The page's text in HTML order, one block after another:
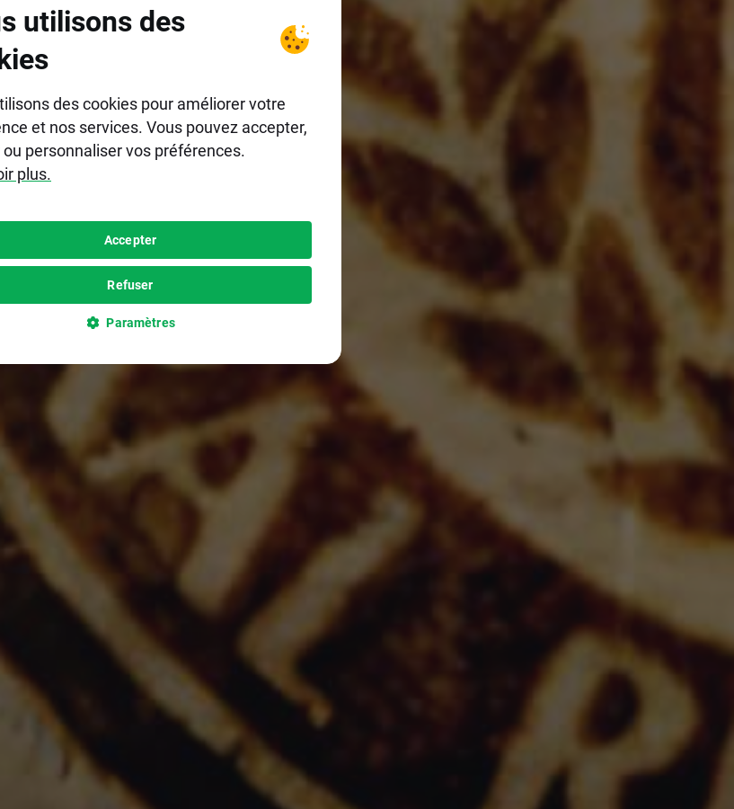
utilisons des
des cookies pour améliorer votre
et nos services. Vous pouvez accepter,
personnaliser vos préférences.
plus.
Accepter
Refuser
Paramètres